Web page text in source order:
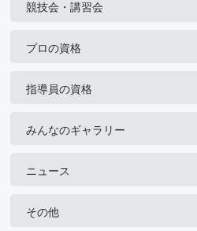
競技会・講習会
プロの資格
指導員の資格
みんなのギャラリー
ニュース
その他